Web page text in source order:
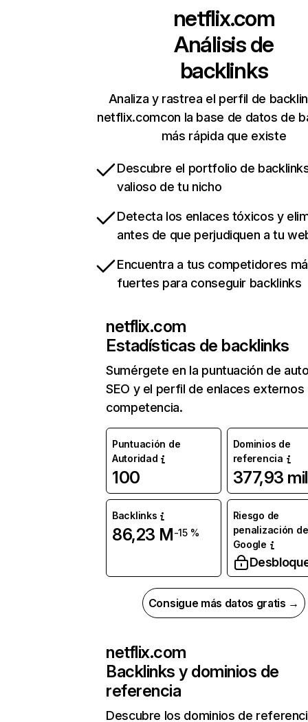
netflix.com
Análisis de
backlinks
Analiza y rastrea el perfil de
netflix.comcon la base de datos de
más rápida que existe
Descubre el portfolio de
valioso de tu nicho
Detecta los enlaces tóxicos y
antes de que perjudiquen a tu
Encuentra a tus competidores
fuertes para conseguir backlinks
netflix.com
Estadísticas de backlinks
Sumérgete en la puntuación de
SEO y el perfil de enlaces externos
competencia.
Puntuación de
Autoridad
100
Dominios de
referencia
377,93 mil
Backlinks
86,23 M-15 %
Riesgo de
penalización de
Google
Consigue más datos gratis →
netflix.com
Backlinks y dominios de
referencia
Descubre los dominios de